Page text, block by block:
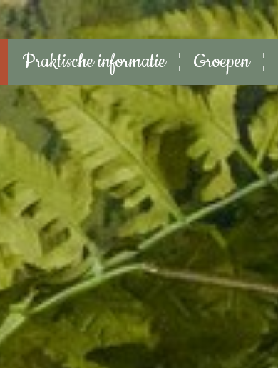
Praktische informatie Groepen